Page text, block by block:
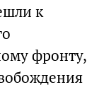
к
фронту,